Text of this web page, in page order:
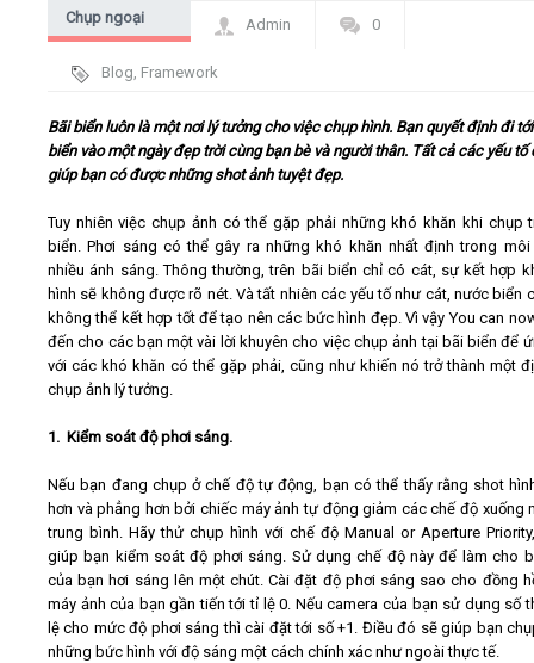
Video
Kiến thức
Liên hệ - Đăng ký
Tìm kiếm
Chụp ngoại
Admin 0
Blog, Framework
Bãi biển luôn là một nơi lý tưởng cho việc chụp hình. Bạn quyết định đi
biển vào một ngày đẹp trời cùng bạn bè và người thân. Tất cả các yếu tố
giúp bạn có được những shot ảnh tuyệt đẹp.
Tuy nhiên việc chụp ảnh có thể gặp phải những khó khăn khi chụp
biển. Phơi sáng có thể gây ra những khó khăn nhất định trong
nhiều ánh sáng. Thông thường, trên bãi biển chỉ có cát, sự kết hợp
hình sẽ không được rõ nét. Và tất nhiên các yếu tố như cát, nước biển
không thể kết hợp tốt để tạo nên các bức hình đẹp. Vì vậy You can
đến cho các bạn một vài lời khuyên cho việc chụp ảnh tại bãi biển để
với các khó khăn có thể gặp phải, cũng như khiến nó trở thành một
chụp ảnh lý tưởng.
1. Kiểm soát độ phơi sáng.
Nếu bạn đang chụp ở chế độ tự động, bạn có thể thấy rằng shot
hơn và phẳng hơn bởi chiếc máy ảnh tự động giảm các chế độ xuống
trung bình. Hãy thử chụp hình với chế độ Manual or Aperture
giúp bạn kiểm soát độ phơi sáng. Sử dụng chế độ này để làm cho
của bạn hơi sáng lên một chút. Cài đặt độ phơi sáng sao cho đồng
máy ảnh của bạn gần tiến tới tỉ lệ 0. Nếu camera của bạn sử dụng số
lệ cho mức độ phơi sáng thì cài đặt tới số +1. Điều đó sẽ giúp bạn
những bức hình với độ sáng một cách chính xác như ngoài thực tế.